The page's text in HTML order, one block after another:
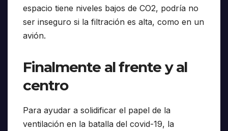
espacio tiene niveles bajos de CO2, podría no
ser inseguro si la filtración es alta, como en un
avión.
Finalmente al frente y al
centro
Para ayudar a solidificar el papel de la
ventilación en la batalla del covid-19, la